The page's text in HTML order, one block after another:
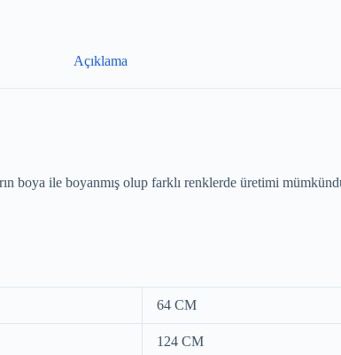
Açıklama
boya ile boyanmış olup farklı renklerde üretimi
64 CM
124 CM